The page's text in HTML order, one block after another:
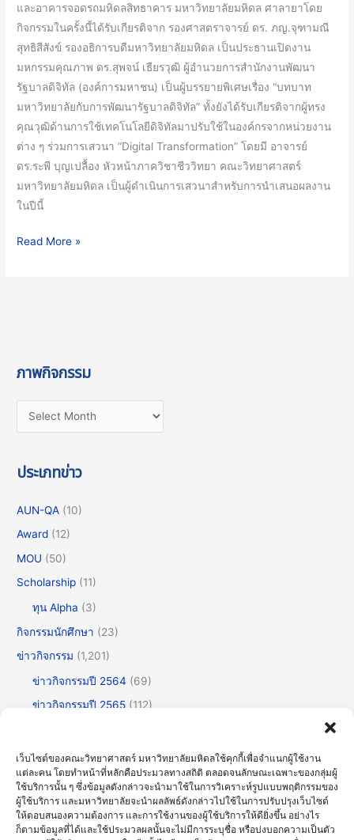
เว็บไซต์ของคณะวิทยาศาสตร์ มหาวิทยาลัยมหิดลใช้คุกกี้เพื่อจำแนกผู้ใช้งาน
แต่ละคน โดยทำหน้าที่หลักคือประมวลทางสถิติ ตลอดจนลักษณะเฉพาะของกลุ่มผู้
ใช้บริการนั้น ๆ ซึ่งข้อมูลดังกล่าวจะนำมาใช้ในการวิเคราะห์รูปแบบพฤติกรรมของ
ผู้ใช้บริการ และมหาวิทยาลัยจะนำผลลัพธ์ดังกล่าวไปใช้ในการปรับปรุงเว็บไซต์
ให้ตอบสนองความต้องการ และการใช้งานของผู้ใช้บริการให้ดียิ่งขึ้น อย่างไร
ก็ตามข้อมูลที่ได้และใช้ประมวลผลนั้นจะไม่มีการระบุชื่อ หรือบ่งบอกความเป็นตัว
และอาคารจอดรถมหิดลสิทธาคาร มหาวิทยาลัยมหิดล ศาลายาโดย
กิจกรรมในครั้งนี้ได้รับเกียรติจาก รองศาสตราจารย์ ดร. ภญ.จุฑามณี
สุทธิสีสังข์ รองอธิการบดีมหาวิทยาลัยมหิดล เป็นประธานเปิดงาน
มหกรรมคุณภาพ ดร.สุพจน์ เธียรวุฒิ ผู้อำนวยการสำนักงานพัฒนา
รัฐบาลดิจิทัล (องค์การมหาชน) เป็นผู้บรรยายพิเศษเรื่อง “บทบาท
มหาวิทยาลัยกับการพัฒนารัฐบาลดิจิทัล” ทั้งยังได้รับเกียรติจากผู้ทรง
คุณวุฒิด้านการใช้เทคโนโลยีดิจิทัลมาปรับใช้ในองค์กรจากหน่วยงาน
ต่าง ๆ ร่วมการเสวนา “Digital Transformation” โดยมี อาจารย์
ดร.ระพี บุญเปลื้อง หัวหน้าภาควิชาชีววิทยา คณะวิทยาศาสตร์
มหาวิทยาลัยมหิดล เป็นผู้ดำเนินการเสวนาสำหรับการนำเสนอผลงาน
ในปีนี้
คุณภาพ
Mahidol
Quality
Fair
2022
Read More »
ภาพกิจกรรม
ประเภทข่าว
AUN-QA (10)
Award (12)
MOU (50)
Scholarship (11)
ทุน Alpha (3)
กิจกรรมนักศึกษา (23)
ข่าวกิจกรรม (1,201)
ข่าวกิจกรรมปี 2564 (69)
ข่าวกิจกรรมปี 2565 (112)
ข่าวกิจกรรมปี 2567(252)
ข่าวกิจกรรมปี 2568(355)
ข่าวกิจกรรมปี 2569(191)
ข่าวทั่วไป(716)